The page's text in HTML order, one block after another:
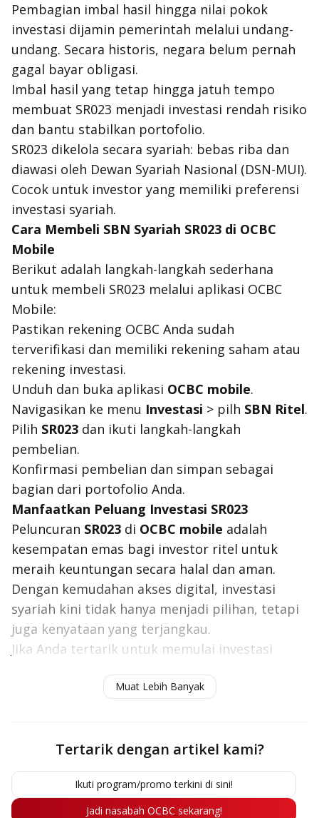
Pembagian imbal hasil hingga nilai pokok
investasi dijamin pemerintah melalui undang-
undang. Secara historis, negara belum pernah
gagal bayar obligasi.
Imbal hasil yang tetap hingga jatuh tempo
membuat SR023 menjadi investasi rendah risiko
dan bantu stabilkan portofolio.
SR023 dikelola secara syariah: bebas riba dan
diawasi oleh Dewan Syariah Nasional (DSN-MUI).
Cocok untuk investor yang memiliki preferensi
investasi syariah.
Cara Membeli SBN Syariah SR023 di OCBC
Mobile
Berikut adalah langkah-langkah sederhana
untuk membeli SR023 melalui aplikasi OCBC
Mobile:
Pastikan rekening OCBC Anda sudah
terverifikasi dan memiliki rekening saham atau
rekening investasi.
Unduh dan buka aplikasi OCBC mobile.
Navigasikan ke menu Investasi > pilh SBN Ritel.
Pilih SR023 dan ikuti langkah-langkah
pembelian.
Konfirmasi pembelian dan simpan sebagai
bagian dari portofolio Anda.
Manfaatkan Peluang Investasi SR023
Peluncuran SR023 di OCBC mobile adalah
kesempatan emas bagi investor ritel untuk
meraih keuntungan secara halal dan aman.
Dengan kemudahan akses digital, investasi
syariah kini tidak hanya menjadi pilihan, tetapi
juga kenyataan yang terjangkau.
Jika Anda tertarik untuk memulai investasi
Nantikan informasi selanjutnya!
Muat Lebih Banyak
Tertarik dengan artikel kami?
Ikuti program/promo terkini di sini!
Jadi nasabah OCBC sekarang!